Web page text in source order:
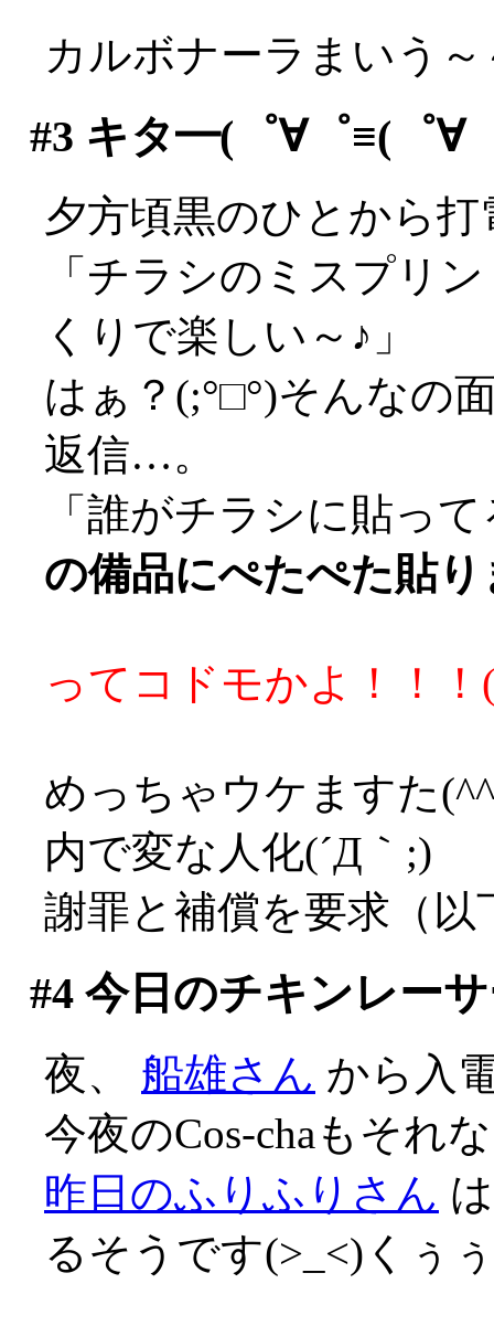
カルボナーラまいう
#3 キタ━(゜∀゜≡(゜∀
夕方頃黒のひとから打
「チラシのミスプリ
くりで楽しい～♪」
はぁ？(;°□°)そんなの
返信…。
「誰がチラシに貼っ
の備品にぺたぺた貼
ってコドモかよ！！
めっちゃウケますた
内で変な人化(´Д｀;)
謝罪と補償を要求（以
#4今日のチキンレー
夜、 船雄さん から入
今夜のCos-chaもそれ
昨日のふりふりさん
るそうです(>_<)くぅ